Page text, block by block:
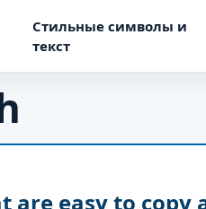
Стильные символы и
текст
are easy to copy